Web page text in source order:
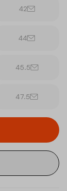
42
44
45.5
47.5